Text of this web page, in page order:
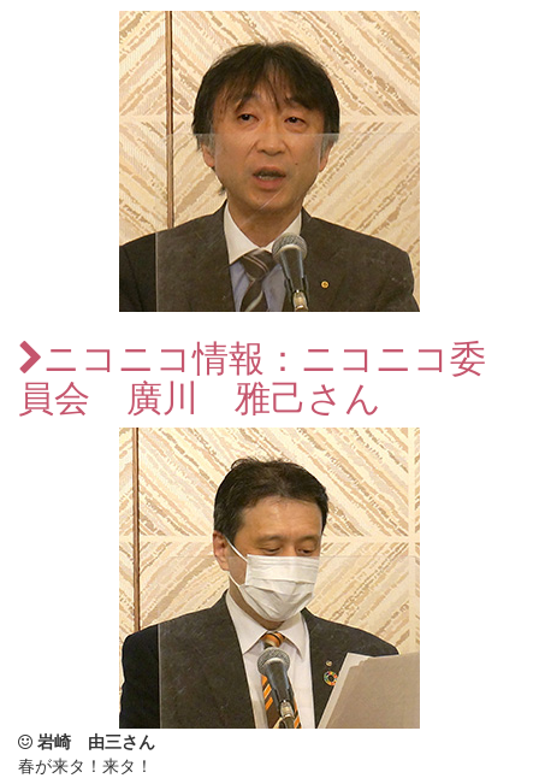
ニコニコ情報：ニコニコ委
員会 廣川 雅己さん
岩崎 由三さん
春が来タ！来タ！